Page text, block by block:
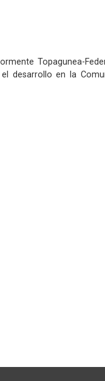
Topagunea-
desarrollo en la